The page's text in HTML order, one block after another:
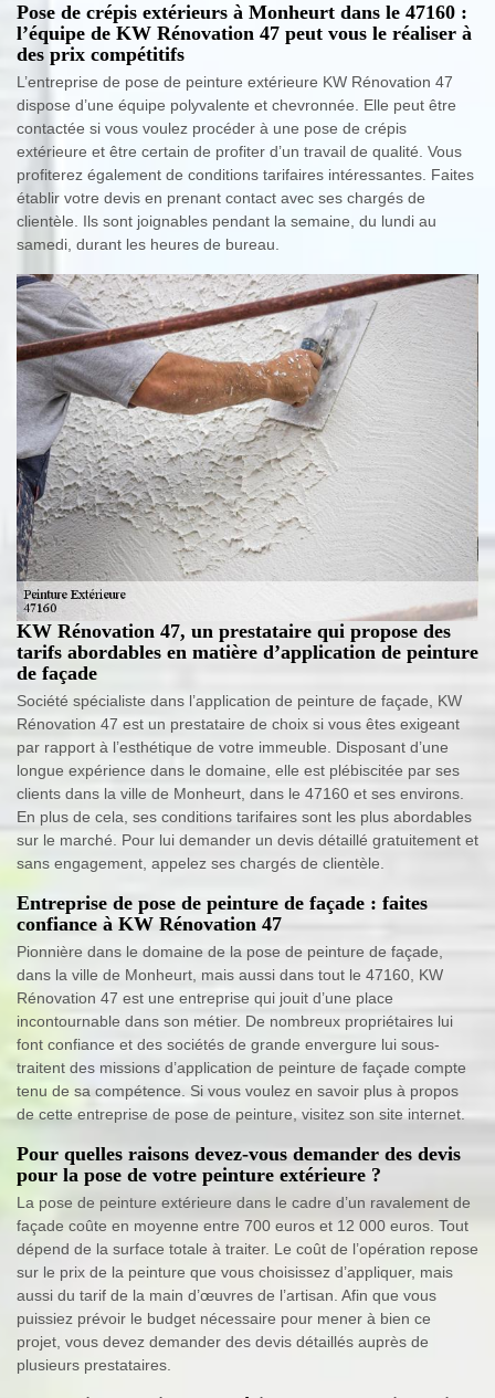
Pose de crépis extérieurs à Monheurt dans le 47160 :
l’équipe de KW Rénovation 47 peut vous le réaliser à
des prix compétitifs
L’entreprise de pose de peinture extérieure KW Rénovation 47
dispose d’une équipe polyvalente et chevronnée. Elle peut être
contactée si vous voulez procéder à une pose de crépis
extérieure et être certain de profiter d’un travail de qualité. Vous
profiterez également de conditions tarifaires intéressantes. Faites
établir votre devis en prenant contact avec ses chargés de
clientèle. Ils sont joignables pendant la semaine, du lundi au
samedi, durant les heures de bureau.
KW Rénovation 47, un prestataire qui propose des
tarifs abordables en matière d’application de peinture
de façade
Société spécialiste dans l’application de peinture de façade, KW
Rénovation 47 est un prestataire de choix si vous êtes exigeant
par rapport à l’esthétique de votre immeuble. Disposant d’une
longue expérience dans le domaine, elle est plébiscitée par ses
clients dans la ville de Monheurt, dans le 47160 et ses environs.
En plus de cela, ses conditions tarifaires sont les plus abordables
sur le marché. Pour lui demander un devis détaillé gratuitement et
sans engagement, appelez ses chargés de clientèle.
Entreprise de pose de peinture de façade : faites
confiance à KW Rénovation 47
Pionnière dans le domaine de la pose de peinture de façade,
dans la ville de Monheurt, mais aussi dans tout le 47160, KW
Rénovation 47 est une entreprise qui jouit d’une place
incontournable dans son métier. De nombreux propriétaires lui
font confiance et des sociétés de grande envergure lui sous-
traitent des missions d’application de peinture de façade compte
tenu de sa compétence. Si vous voulez en savoir plus à propos
de cette entreprise de pose de peinture, visitez son site internet.
Pour quelles raisons devez-vous demander des devis
pour la pose de votre peinture extérieure ?
La pose de peinture extérieure dans le cadre d’un ravalement de
façade coûte en moyenne entre 700 euros et 12 000 euros. Tout
dépend de la surface totale à traiter. Le coût de l’opération repose
sur le prix de la peinture que vous choisissez d’appliquer, mais
aussi du tarif de la main d’œuvres de l’artisan. Afin que vous
puissiez prévoir le budget nécessaire pour mener à bien ce
projet, vous devez demander des devis détaillés auprès de
plusieurs prestataires.